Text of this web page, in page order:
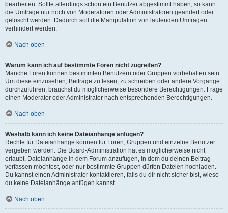
bearbeiten. Sollte allerdings schon ein Benutzer abgestimmt haben, so kann
die Umfrage nur noch von Moderatoren oder Administratoren geändert oder
gelöscht werden. Dadurch soll die Manipulation von laufenden Umfragen
verhindert werden.
Nach oben
Warum kann ich auf bestimmte Foren nicht zugreifen?
Manche Foren können bestimmten Benutzern oder Gruppen vorbehalten sein.
Um diese einzusehen, Beiträge zu lesen, zu schreiben oder andere Vorgänge
durchzuführen, brauchst du möglicherweise besondere Berechtigungen. Frage
einen Moderator oder Administrator nach entsprechenden Berechtigungen.
Nach oben
Weshalb kann ich keine Dateianhänge anfügen?
Rechte für Dateianhänge können für Foren, Gruppen und einzelne Benutzer
vergeben werden. Die Board-Administration hat es möglicherweise nicht
erlaubt, Dateianhänge in dem Forum anzufügen, in dem du deinen Beitrag
verfassen möchtest, oder nur bestimmte Gruppen dürfen Dateien hochladen.
Du kannst einen Administrator kontaktieren, falls du dir nicht sicher bist, wieso
du keine Dateianhänge anfügen kannst.
Nach oben